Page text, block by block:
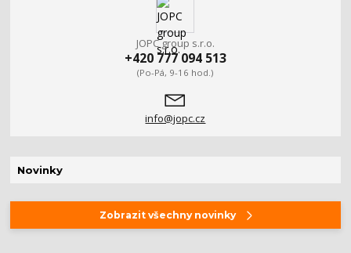
JOPC group s.r.o.
+420 777 094 513
(Po-Pá, 9-16 hod.)
info@jopc.cz
Novinky
Zobrazit všechny novinky